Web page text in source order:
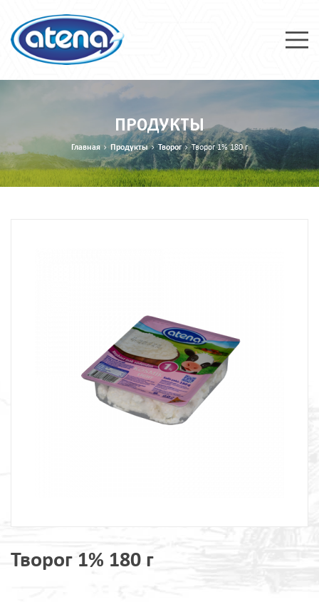
ПРОДУКТЫ
Главная Продукты Творог Творог 1% 180 г
Творог 1% 180 г